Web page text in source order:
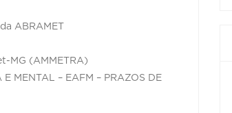
ABRAMET
(AMMETRA)
MENTAL – EAFM – PRAZOS DE